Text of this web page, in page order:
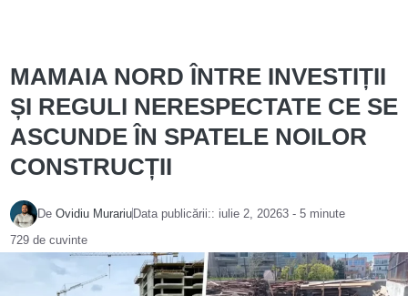
MAMAIA NORD ÎNTRE INVESTIȚII
ȘI REGULI NERESPECTATE CE SE
ASCUNDE ÎN SPATELE NOILOR
CONSTRUCȚII
De Ovidiu Murariu Data publicării:: iulie 2, 20263 - 5 minute
729 de cuvinte